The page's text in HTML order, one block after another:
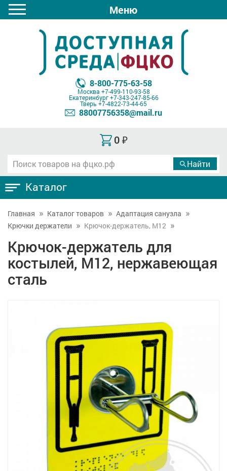
Меню
8-800-775-63-58
Москва +7-499-110-93-58
Екатеринбург+7-343-247-85-66
Тверь +7-4822-73-44-65
88007756358@mail.ru
0 ₽
Каталог
Главная Каталог товаров
Адаптация санузла
Крючки держатели
Крючок-держатель, М12
Крючок-держатель для
костылей, М12, нержавеющая
сталь